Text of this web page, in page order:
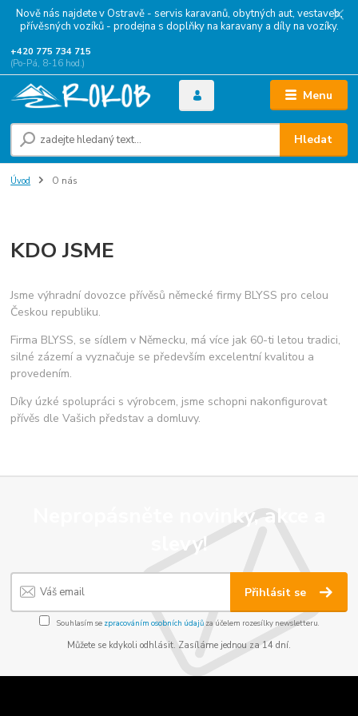
Nově nás najdete v Ostravě - servis karavanů, obytných aut, vestaveb,
přívěsných vozíků - prodejna s doplňky na karavany a díly na vozíky.
Menu
Hledat
+420 775 734 715
(Po-Pá, 8-16 hod.)
Úvod O nás
KDO JSME
Jsme výhradní dovozce přívěsů německé firmy BLYSS pro celou
Českou republiku.
Firma BLYSS, se sídlem v Německu, má více jak 60-ti letou tradici,
silné zázemí a vyznačuje se především excelentní kvalitou a
provedením.
Díky úzké spolupráci s výrobcem, jsme schopni nakonfigurovat
přívěs dle Vašich představ a domluvy.
Nepropásněte novinky, akce a
slevy!
Přihlásit se
Souhlasím se zpracováním osobních údajůza účelem rozesílky newsletteru.
Můžete se kdykoli odhlásit. Zasíláme jednou za 14 dní.